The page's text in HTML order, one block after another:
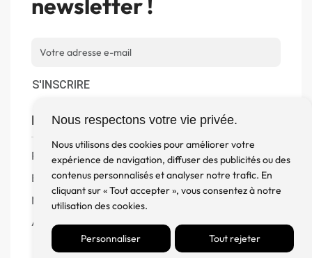
Nous respectons votre vie privée.
Nous utilisons des cookies pour améliorer votre
expérience de navigation, diffuser des publicités ou des
contenus personnalisés et analyser notre trafic. En
cliquant sur « Tout accepter », vous consentez à notre
utilisation des cookies.
Personnaliser Tout rejeter
S'INSCRIRE
Boutique
Produits
Enceintes
Meuble, Rack et Support
Accessoires